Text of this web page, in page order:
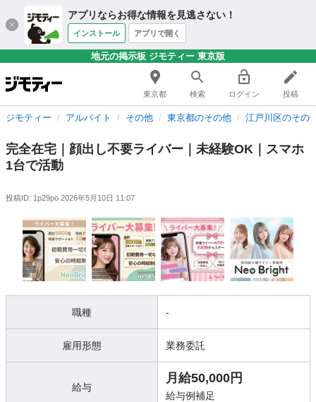
アプリならお得な情報を見逃さない！
インストール アプリで開く
地元の掲示板 ジモティー 東京版
東京都 検索 ログイン 投稿
ジモティー アルバイト その他 東京都のその他 江戸川区のその
完全在宅｜顔出し不要ライバー｜未経験OK｜スマホ
1台で活動
投稿ID: 1p29po 2026年5月10日 11:07
職種 -
雇用形態 業務委託
給与
月給50,000円
給与例補足